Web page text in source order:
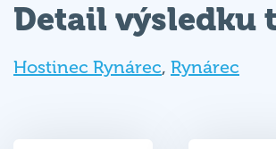
Detail výsledku
Hostinec Rynárec, Rynárec